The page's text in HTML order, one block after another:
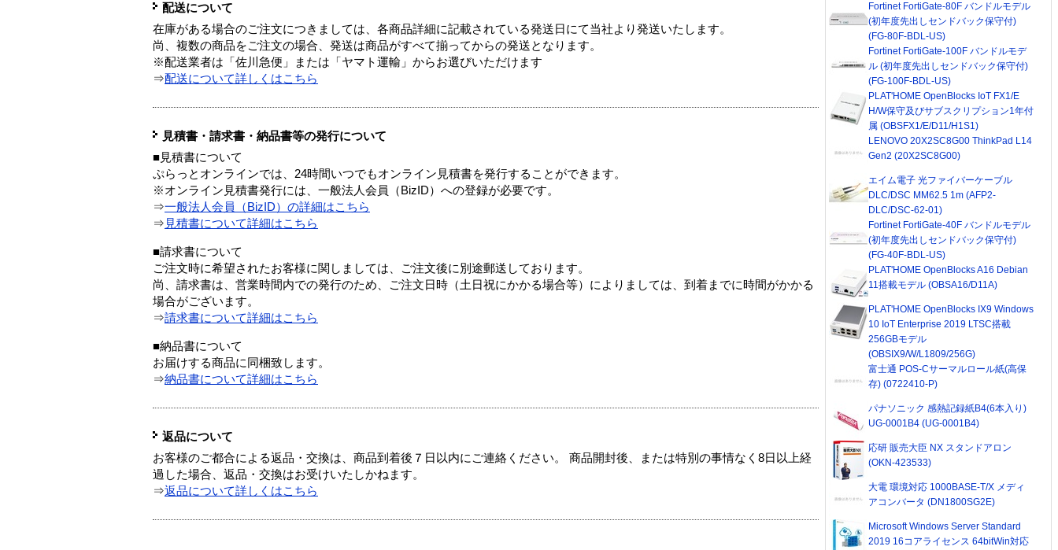
配送について
在庫がある場合のご注文につきましては、各商品詳細に記載されている発送日にて当社より発送いたします。
尚、複数の商品をご注文の場合、発送は商品がすべて揃ってからの発送となります。
※配送業者は「佐川急便」または「ヤマト運輸」からお選びいただけます
⇒配送について詳しくはこちら
見積書・請求書・納品書等の発行について
■見積書について
ぷらっとオンラインでは、24時間いつでもオンライン見積書を発行することができます。
※オンライン見積書発行には、一般法人会員（BizID）への登録が必要です。
⇒一般法人会員（BizID）の詳細はこちら
⇒ 見積書について詳細はこちら
■請求書について
ご注文時に希望されたお客様に関しましては、ご注文後に別途郵送しております。
尚、請求書は、営業時間内での発行のため、ご注文日時（土日祝にかかる場合等）によりましては、到着までに時間がかかる
場合がございます。
⇒請求書について詳細はこちら
■納品書について
お届けする商品に同梱致します。
⇒納品書について詳細はこちら
返品について
お客様のご都合による返品・交換は、商品到着後７日以内にご連絡ください。 商品開封後、または特別の事情なく8日以上経
過した場合、返品・交換はお受けいたしかねます。
⇒返品について詳しくはこちら
Fortinet FortiGate-80F バンドルモデル
(初年度先出しセンドバック保守付)
(FG-80F-BDL-US)
Fortinet FortiGate-100F バンドルモデ
ル (初年度先出しセンドバック保守付)
(FG-100F-BDL-US)
PLAT'HOME OpenBlocks IoT FX1/E
H/W保守及びサブスクリプション1年付
属 (OBSFX1/E/D11/H1S1)
LENOVO 20X2SC8G00 ThinkPad L14
Gen2 (20X2SC8G00)
エイム電子 光ファイバーケーブル
DLC/DSC MM62.5 1m (AFP2-
DLC/DSC-62-01)
Fortinet FortiGate-40F バンドルモデル
(初年度先出しセンドバック保守付)
(FG-40F-BDL-US)
PLAT'HOME OpenBlocks A16 Debian
11搭載モデル (OBSA16/D11A)
PLAT'HOME OpenBlocks IX9 Windows
10 IoT Enterprise 2019 LTSC搭載
256GBモデル
(OBSIX9/W/L1809/256G)
富士通 POS-Cサーマルロール紙(高保
存) (0722410-P)
パナソニック 感熱記録紙B4(6本入り)
UG-0001B4 (UG-0001B4)
応研 販売大臣 NX スタンドアロン
(OKN-423533)
大電 環境対応 1000BASE-T/X メディ
アコンバータ (DN1800SG2E)
Microsoft Windows Server Standard
2019 16コアライセンス 64bitWin対応